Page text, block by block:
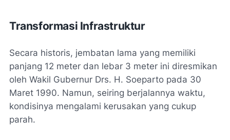
Transformasi Infrastruktur
Secara historis, jembatan lama yang memiliki
panjang 12 meter dan lebar 3 meter ini diresmikan
oleh Wakil Gubernur Drs. H. Soeparto pada 30
Maret 1990. Namun, seiring berjalannya waktu,
kondisinya mengalami kerusakan yang cukup
parah.